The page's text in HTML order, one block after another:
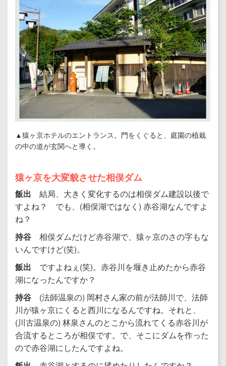
▲猿ヶ京ホテルのエントランス。門をくぐると、庭園の植栽
の中の道が玄関へと導く。
猿ヶ京を大変貌させた相俣ダム
飯出 結局、大きく変化するのは相俣ダム建設以後で
すよね？ でも、(相俣湖ではなく) 赤谷湖なんですよ
ね？
持谷 相俣ダムだけど赤谷湖で、猿ヶ京のさの字もな
いんですけど(笑)。
飯出 ですよねぇ(笑)。赤谷川を堰き止めたから赤谷
湖になったんですか？
持谷 (法師温泉の) 岡村さん家の前が法師川で、法師
川が猿ヶ京にくると西川になるんですね。それと、
(川古温泉の) 林泉さんのとこから流れてくる赤谷川が
合流するところが相俣です。で、そこにダムを作った
ので赤谷湖にしたんですよね。